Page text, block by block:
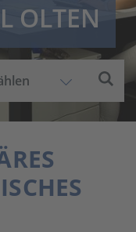
OLTEN